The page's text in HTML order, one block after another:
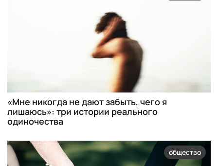
«Мне никогда не дают забыть, чего я
лишаюсь»: три истории реального
одиночества
общество